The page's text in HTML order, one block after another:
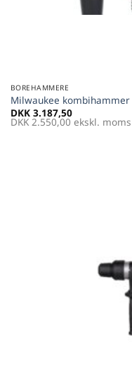
BOREHAMMERE
Milwaukee kombihammer
DKK 3.187,50
DKK 2.550,00 ekskl. moms